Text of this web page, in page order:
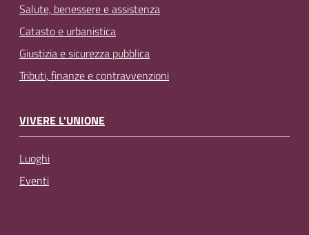
Salute, benessere e assistenza
Catasto e urbanistica
Giustizia e sicurezza pubblica
Tributi, finanze e contravvenzioni
VIVERE L'UNIONE
Luoghi
Eventi